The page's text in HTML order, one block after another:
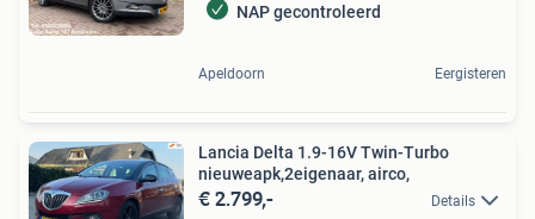
NAP gecontroleerd
Apeldoorn Eergisteren
Lancia Delta 1.9-16V Twin-Turbo
nieuweapk,2eigenaar, airco,
€ 2.799,- Details